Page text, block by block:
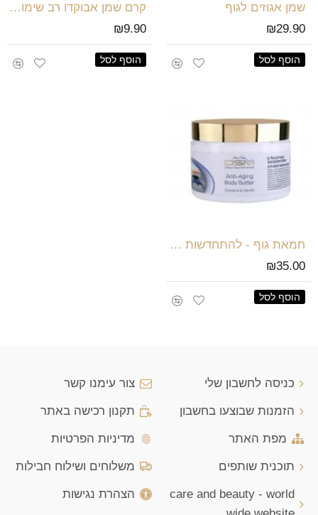
שמן אגוזים לגוף
₪29.90
הוסף לסל
קרם שמן אבוקדו רב שימושי 100 מל
₪9.90
הוסף לסל
חמאת גוף - להתחדשות העור בריח קוקוס וניל
₪35.00
הוסף לסל
כניסה לחשבון שלי
הזמנות שבוצעו בחשבון
מפת האתר
תוכנית שותפים
care and beauty - world
צור עימנו קשר
תקנון רכישה באתר
מדיניות הפרטיות
משלוחים ושילוח חבילות
הצהרת נגישות